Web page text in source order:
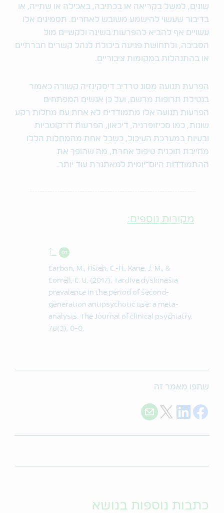
שונים, למשל בקריאה או בכתיבה, באכילה או שתייה, או
בדיבור שעשוי להישמע משובש לאחרים. תסמינים אלו
עשויים אף להביא להפרעות בשינה ולקשיים מול
הסביבה, ולתחושת פגיעה ביכולת לנהל קשרים חברתיים
או בהתנהלות במקומות ציבוריים.
הפרעת תנועה מסוג טרדיב דיסקינזיה קשורה כאמור
בנטילת תרופות מרשם, ועל כן אנשים המפתחים
הפרעות תנועה אלו מתמודדים לא אחת עם מחלות רקע
שונות, כמו סכיזופרניה, דיכאון, הפרעות דו־קוטביות
ובעיות במערכת העיכול, כשכל אחת מהמחלות הללו
מחייבת תוכנית טיפול אחרת, מה שהופך את
ההתמודדות היום־יומית למאתגרת עוד יותר.
מקורות נוספים:
Back to contents.
Carbon, M., Hsieh, C.-H., Kane, J. M., &
Correll, C. U. (2017). Tardive dyskinesia
prevalence in the period of second-
generation antipsychotic use: a meta-
analysis.
The Journal of clinical psychiatry,
78(3), 0-0.
שתפו מאמר זה
Share on Facebook
Share on LinkedIn
Share on Twitter
Share with E-mail
כתבות נוספות בנושא